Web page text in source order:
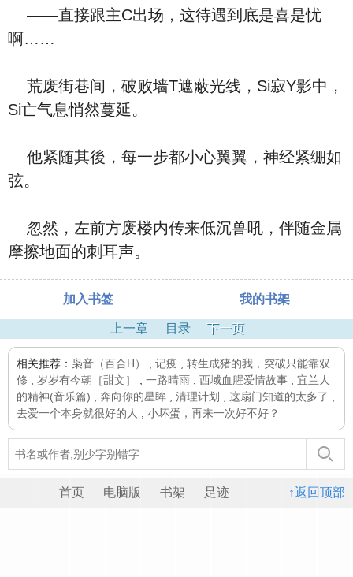
——直接跟主C出场，这待遇到底是喜是忧
啊……
荒废街巷间，破败墙T遮蔽光线，Si寂Y影中，
Si亡气息悄然蔓延。
他紧随其後，每一步都小心翼翼，神经紧绷如
弦。
忽然，左前方废楼内传来低沉兽吼，伴随金属
摩擦地面的刺耳声。
加入书签 我的书架
上一章 目录 下一页
相关推荐： 枭音（百合H） 记疫
转生成猪的我，突破只能靠双
修
岁岁有今朝［甜文］ 一路晴雨 西域血腥爱情故事
宜兰人
的精神(音乐篇)
奔向你的星眸 清理计划 这扇门知道的太多了
去爱一个本身就很好的人
小坏蛋，再来一次好不好？
↑返回顶部
首页 电脑版 书架 足迹